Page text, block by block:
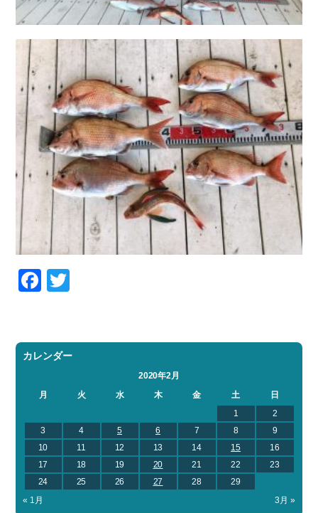
Facebook
カレンダー
2020年2月
月
火 水 木 金 土
日
1
2
3
4 5 6 7 8
9
10
11 12 13 14 15
16
17
18 19 20 21 22
23
24
25 26 27 28
29
« 1月
3月 »